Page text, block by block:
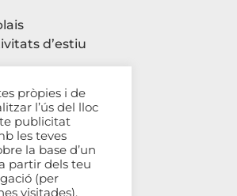
d’estiu
2n
pròpies i de
l’ús del lloc
publicitat
les teves
la base d’un
partir dels teu
(per
visitades).